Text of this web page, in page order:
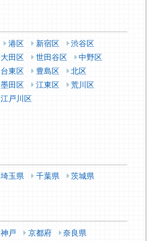
港区 新宿区
渋谷区
大田区 世田谷区
中野区
台東区 豊島区
北区
墨田区 江東区
荒川区
江戸川区
埼玉県 千葉県
茨城県
神戸 京都府 奈良県